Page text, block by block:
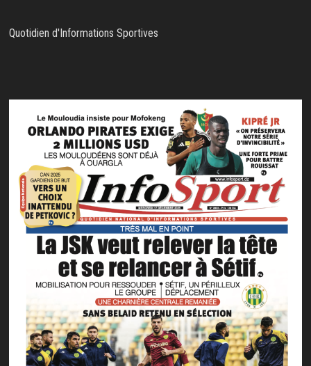
Quotidien d'Informations Sportives